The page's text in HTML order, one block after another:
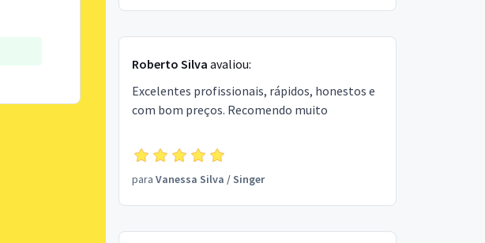
Roberto Silva avaliou:
Excelentes profissionais, rápidos, honestos e
com bom preços. Recomendo muito
para Vanessa Silva /Singer